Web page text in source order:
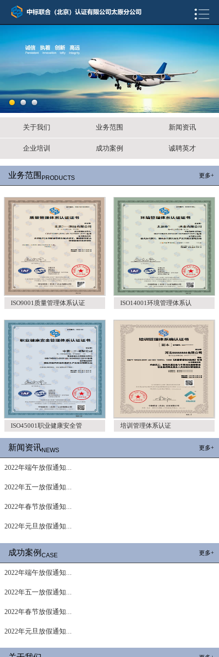
关于我们 业务范围 新闻资讯
企业培训 成功案例 诚聘英才
业务范围 PRODUCTS 更多+
ISO9001质量管理体系认证 ISO14001环境管理体系认
ISO45001职业健康安全管 培训管理体系认证
新闻资讯NEWS 更多+
2022年端午放假通知...
2022年五一放假通知...
2022年春节放假通知...
2022年元旦放假通知...
成功案例 CASE 更多+
2022年端午放假通知...
2022年五一放假通知...
2022年春节放假通知...
2022年元旦放假通知...